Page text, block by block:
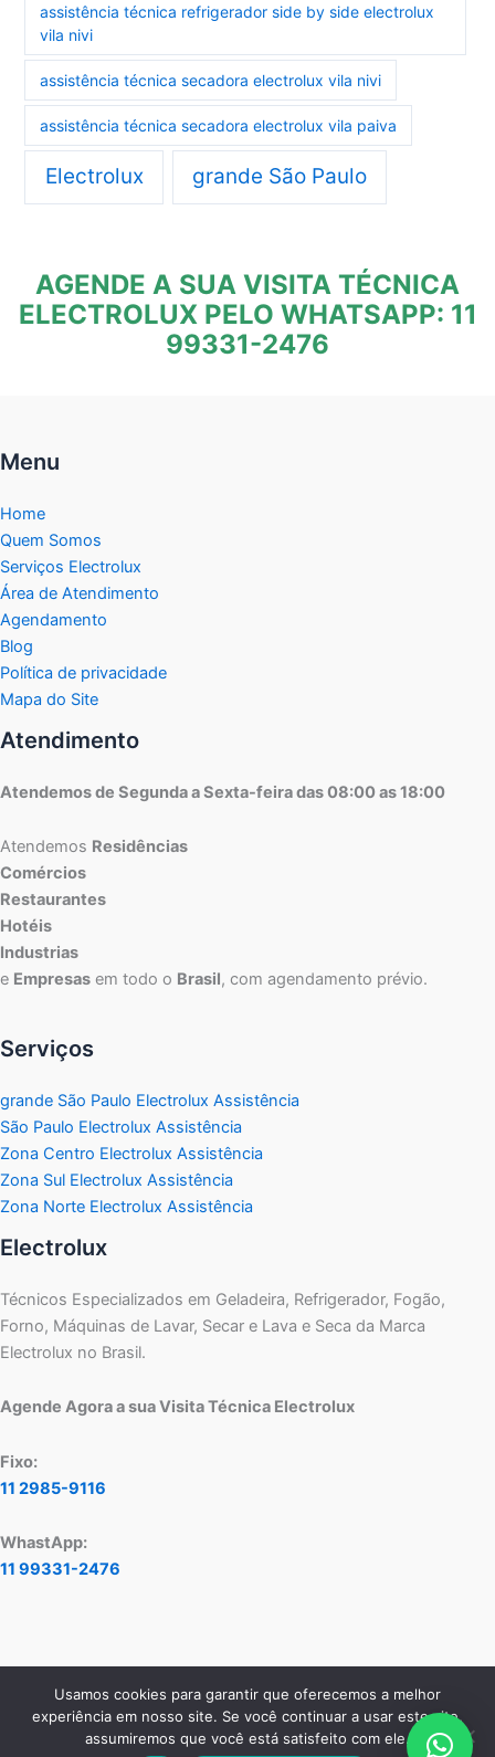
assistência técnica refrigerador side by side electrolux
vila nivi
assistência técnica secadora electrolux vila nivi
assistência técnica secadora electrolux vila paiva
Electrolux grande São Paulo
AGENDE A SUA VISITA TÉCNICA
ELECTROLUX PELO WHATSAPP: 11
99331-2476
Menu
Home
Quem Somos
Serviços Electrolux
Área de Atendimento
Agendamento
Blog
Política de privacidade
Mapa do Site
Atendimento
Atendemos de Segunda a Sexta-feira das 08:00 as 18:00
Atendemos Residências
Comércios
Restaurantes
Hotéis
Industrias
e Empresas em todo o Brasil, com agendamento prévio.
Serviços
grande São Paulo Electrolux Assistência
São Paulo Electrolux Assistência
Zona Centro Electrolux Assistência
Zona Sul Electrolux Assistência
Zona Norte Electrolux Assistência
Electrolux
Técnicos Especializados em Geladeira, Refrigerador, Fogão,
Forno, Máquinas de Lavar, Secar e Lava e Seca da Marca
Electrolux no Brasil.
Agende Agora a sua Visita Técnica Electrolux
Fixo:
11 2985-9116
WhastApp:
11 99331-2476
Copyright © 2026 Assistência Técnica Electrolux - Central de
Atendimento:11 2985-9116- WhatsApp: 11 99331-2476
Usamos cookies para garantir que oferecemos a melhor
experiência em nosso site. Se você continuar a usar este site,
assumiremos que você está satisfeito com ele.